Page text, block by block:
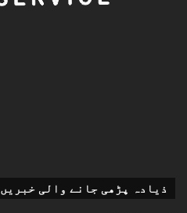
ذیادہ پڑھی جانے والی خبریں